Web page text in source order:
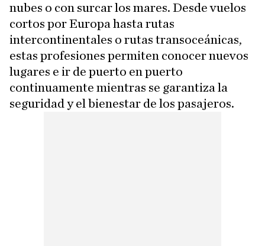
nubes o con surcar los mares. Desde vuelos
cortos por Europa hasta rutas
intercontinentales o rutas transoceánicas,
estas profesiones permiten conocer nuevos
lugares e ir de puerto en puerto
continuamente mientras se garantiza la
seguridad y el bienestar de los pasajeros.